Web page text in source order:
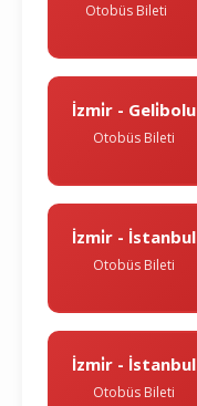
Otobüs Bileti
İzmi̇r - Geli̇bolu
Otobüs Bileti
İzmi̇r - İstanbul
Otobüs Bileti
İzmi̇r - İstanbul
Otobüs Bileti